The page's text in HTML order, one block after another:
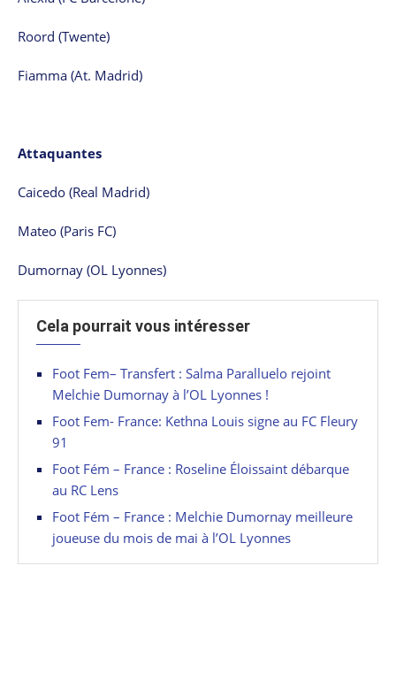
Roord (Twente)
Fiamma (At. Madrid)
Attaquantes
Caicedo (Real Madrid)
Mateo (Paris FC)
Dumornay (OL Lyonnes)
Cela pourrait vous intéresser
Foot Fem– Transfert : Salma Paralluelo rejoint
Melchie Dumornay à l’OL Lyonnes !
Foot Fem- France: Kethna Louis signe au FC Fleury
91
Foot Fém – France : Roseline Éloissaint débarque
au RC Lens
Foot Fém – France : Melchie Dumornay meilleure
joueuse du mois de mai à l’OL Lyonnes